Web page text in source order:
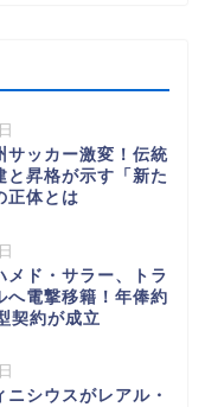
サッカー激変！伝統
と昇格が示す「新た
正体とは
メド・サラー、トラ
へ電撃移籍！年俸約
契約が成立
ニシウスがレアル・